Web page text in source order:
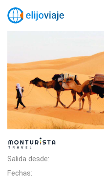
Salida desde:
Fechas: